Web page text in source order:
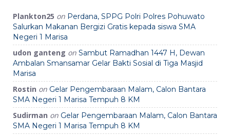
Plankton25 on Perdana, SPPG Polri Polres Pohuwato
Salurkan Makanan Bergizi Gratis kepada siswa SMA
Negeri 1 Marisa
udon ganteng on Sambut Ramadhan 1447 H, Dewan
Ambalan Smansamar Gelar Bakti Sosial di Tiga Masjid
Marisa
Rostin on Gelar Pengembaraan Malam, Calon Bantara
SMA Negeri 1 Marisa Tempuh 8 KM
Sudirman on Gelar Pengembaraan Malam, Calon Bantara
SMA Negeri 1 Marisa Tempuh 8 KM